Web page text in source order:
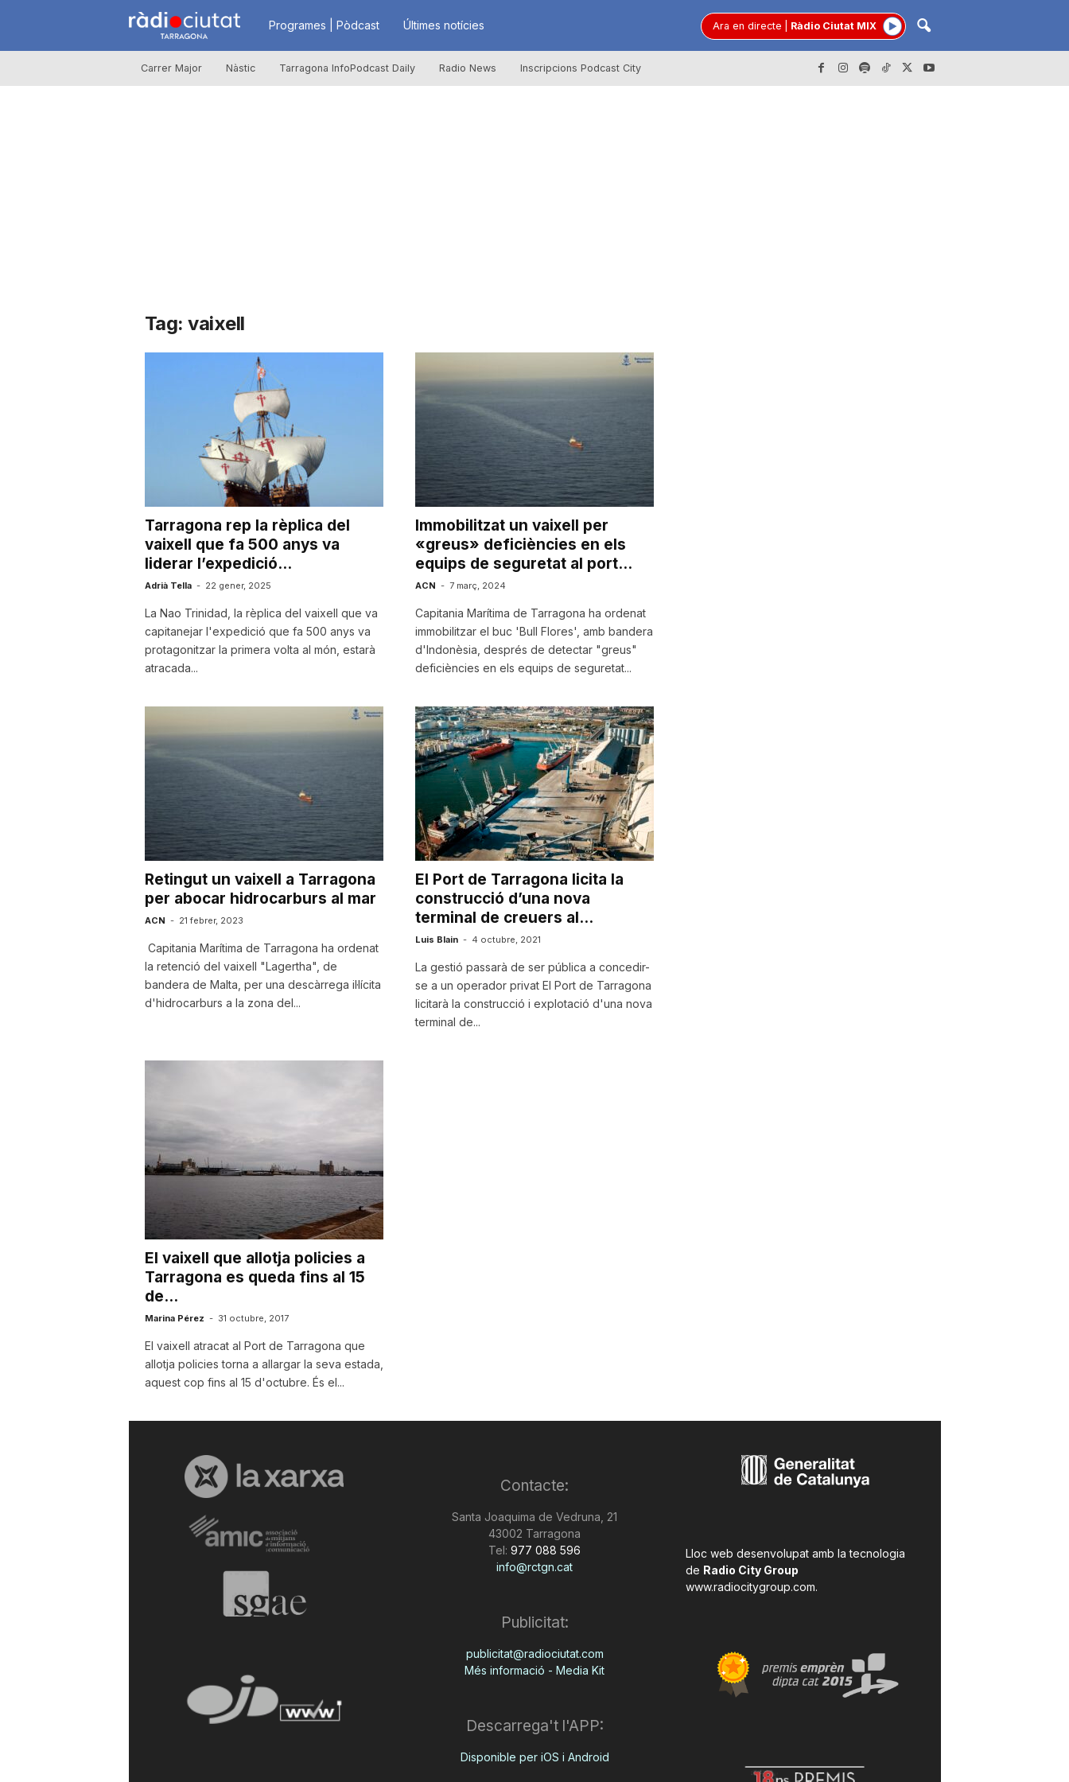
R
à
i
u
t
a
t
d
e
a
r
a
o
Programes | Pòdcast Últimes notícies Ara en directe Ràdio Ciutat MIX
Carrer Major Nàstic Tarragona InfoPodcast Daily Radio News Inscripcions Podcast City
Tag: vaixell
Tarragona rep la rèplica del
vaixell que fa 500 anys va
liderar l’expedició...
Adrià Tella - 22 gener, 2025
La Nao Trinidad, la rèplica del vaixell que va
capitanejar l'expedició que fa 500 anys va
protagonitzar la primera volta al món, estarà
atracada...
Immobilitzat un vaixell per
«greus» deficiències en els
equips de seguretat al port...
ACN - 7 març, 2024
Capitania Marítima de Tarragona ha ordenat
immobilitzar el buc 'Bull Flores', amb bandera
d'Indonèsia, després de detectar "greus"
deficiències en els equips de seguretat...
Retingut un vaixell a Tarragona
per abocar hidrocarburs al mar
ACN - 21 febrer, 2023
Capitania Marítima de Tarragona ha ordenat
la retenció del vaixell "Lagertha", de
bandera de Malta, per una descàrrega il·lícita
d'hidrocarburs a la zona del...
El Port de Tarragona licita la
construcció d’una nova
terminal de creuers al...
Luis Blain - 4 octubre, 2021
La gestió passarà de ser pública a concedir-
se a un operador privat El Port de Tarragona
licitarà la construcció i explotació d'una nova
terminal de...
El vaixell que allotja policies a
Tarragona es queda fins al 15
de...
Marina Pérez - 31 octubre, 2017
El vaixell atracat al Port de Tarragona que
allotja policies torna a allargar la seva estada,
aquest cop fins al 15 d'octubre. És el...
Contacte:
Santa Joaquima de Vedruna, 21
43002 Tarragona
Tel: 977 088 596
info@rctgn.cat
Publicitat:
publicitat@radiociutat.com
Més informació - Media Kit
Descarrega't l'APP:
Disponible per iOS i Android
Lloc web desenvolupat amb la tecnologia
de Radio City Group
www.radiocitygroup.com.